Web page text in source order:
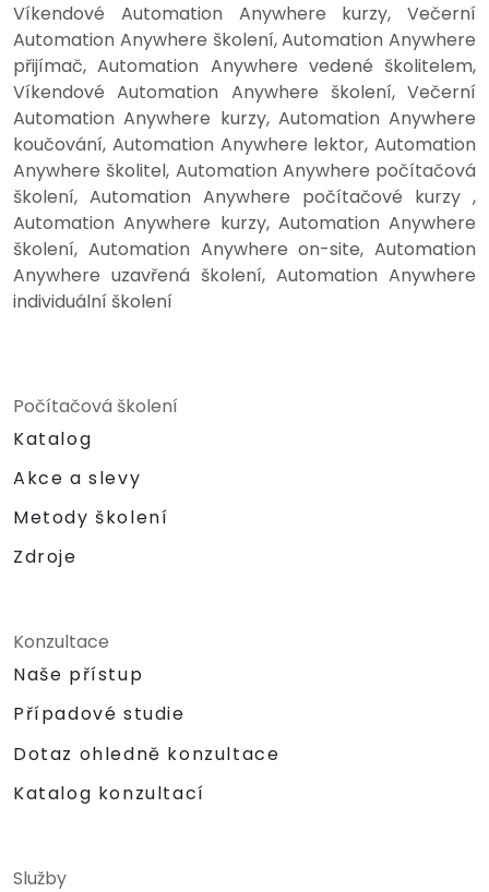
Víkendové Automation Anywhere kurzy, Večerní
Automation Anywhere školení, Automation Anywhere
přijímač, Automation Anywhere vedené školitelem,
Víkendové Automation Anywhere školení, Večerní
Automation Anywhere kurzy, Automation Anywhere
koučování, Automation Anywhere lektor, Automation
Anywhere školitel, Automation Anywhere počítačová
školení, Automation Anywhere počítačové kurzy ,
Automation Anywhere kurzy, Automation Anywhere
školení, Automation Anywhere on-site, Automation
Anywhere uzavřená školení, Automation Anywhere
individuální školení
Počítačová školení
Katalog
Akce a slevy
Metody školení
Zdroje
Konzultace
Naše přístup
Případové studie
Dotaz ohledně konzultace
Katalog konzultací
Služby